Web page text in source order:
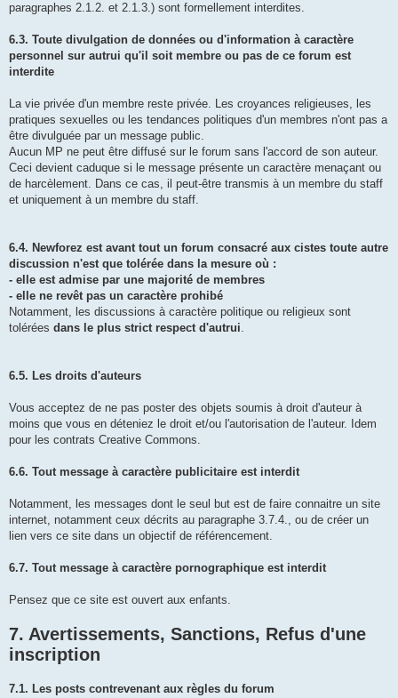
paragraphes 2.1.2. et 2.1.3.) sont formellement interdites.
6.3. Toute divulgation de données ou d'information à caractère
personnel sur autrui qu'il soit membre ou pas de ce forum est
interdite
La vie privée d'un membre reste privée. Les croyances religieuses, les
pratiques sexuelles ou les tendances politiques d'un membres n'ont pas a
être divulguée par un message public.
Aucun MP ne peut être diffusé sur le forum sans l'accord de son auteur.
Ceci devient caduque si le message présente un caractère menaçant ou
de harcèlement. Dans ce cas, il peut-être transmis à un membre du staff
et uniquement à un membre du staff.
6.4. Newforez est avant tout un forum consacré aux cistes toute autre
discussion n'est que tolérée dans la mesure où :
- elle est admise par une majorité de membres
- elle ne revêt pas un caractère prohibé
Notamment, les discussions à caractère politique ou religieux sont
tolérées dans le plus strict respect d'autrui.
6.5. Les droits d'auteurs
Vous acceptez de ne pas poster des objets soumis à droit d'auteur à
moins que vous en déteniez le droit et/ou l'autorisation de l'auteur. Idem
pour les contrats Creative Commons.
6.6. Tout message à caractère publicitaire est interdit
Notamment, les messages dont le seul but est de faire connaitre un site
internet, notamment ceux décrits au paragraphe 3.7.4., ou de créer un
lien vers ce site dans un objectif de référencement.
6.7. Tout message à caractère pornographique est interdit
Pensez que ce site est ouvert aux enfants.
7. Avertissements, Sanctions, Refus d'une
inscription
7.1. Les posts contrevenant aux règles du forum